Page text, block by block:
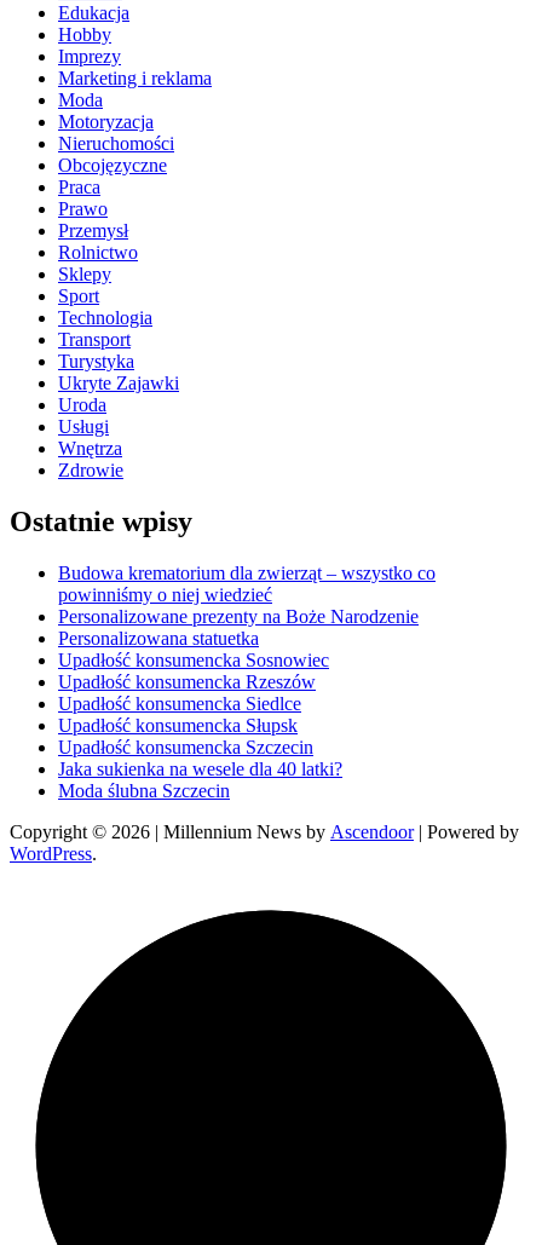
Edukacja
Hobby
Imprezy
Marketing i reklama
Moda
Motoryzacja
Nieruchomości
Obcojęzyczne
Praca
Prawo
Przemysł
Rolnictwo
Sklepy
Sport
Technologia
Transport
Turystyka
Ukryte Zajawki
Uroda
Usługi
Wnętrza
Zdrowie
Ostatnie wpisy
Budowa krematorium dla zwierząt – wszystko co
powinniśmy o niej wiedzieć
Personalizowane prezenty na Boże Narodzenie
Personalizowana statuetka
Upadłość konsumencka Sosnowiec
Upadłość konsumencka Rzeszów
Upadłość konsumencka Siedlce
Upadłość konsumencka Słupsk
Upadłość konsumencka Szczecin
Jaka sukienka na wesele dla 40 latki?
Moda ślubna Szczecin
Copyright © 2026 | Millennium News by Ascendoor| Powered by
WordPress.